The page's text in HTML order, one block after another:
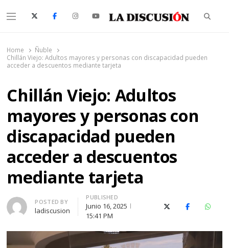
Menu
Home
Ñuble
Chillán Viejo: Adultos mayores y personas con discapacidad pueden
acceder a descuentos mediante tarjeta
Chillán Viejo: Adultos
mayores y personas con
discapacidad pueden
acceder a descuentos
mediante tarjeta
Author
POSTED BY
ladiscusion
PUBLISHED
Junio 16, 2025
15:41 PM
X (Twitter)Facebook